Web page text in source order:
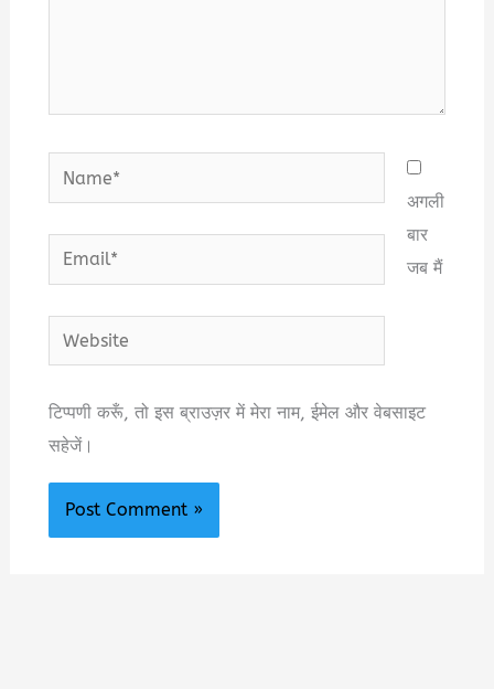
Name*
Email*
Website
अगली
बार
जब मैं
टिप्पणी करूँ, तो इस ब्राउज़र में मेरा नाम, ईमेल और वेबसाइट
सहेजें।